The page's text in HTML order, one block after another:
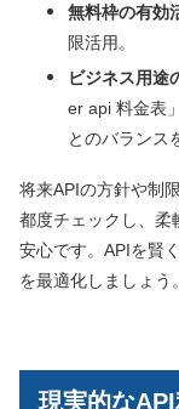
無料枠の有効
限活用。
ビジネス用途
er api 料金表
とのバランス
将来APIの方針や制
都度チェックし、柔
安心です。APIを賢
を最適化しましょう。
現実的な